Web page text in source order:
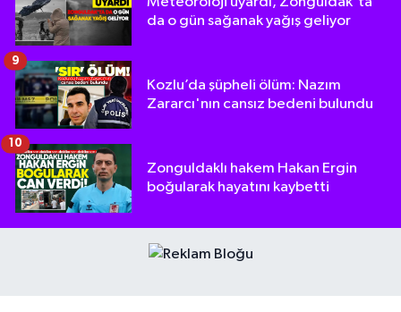
da o gün sağanak yağış geliyor
Kozlu’da şüpheli ölüm: Nazım
Zararcı'nın cansız bedeni bulundu
9
Zonguldaklı hakem Hakan Ergin
boğularak hayatını kaybetti
10